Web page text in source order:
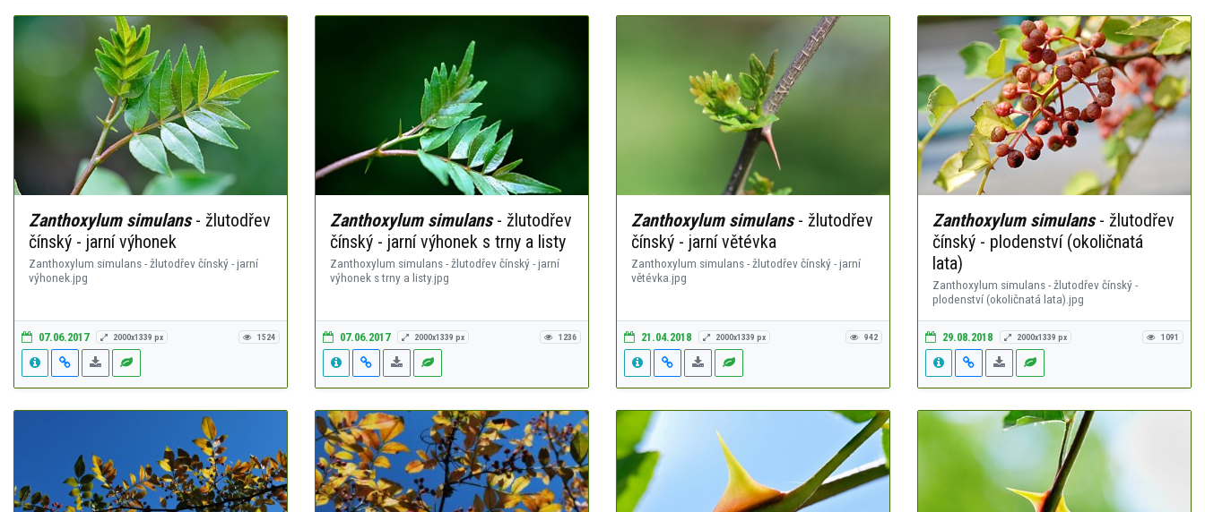
Zanthoxylum simulans- žlutodřev
čínský - jarní výhonek
Zanthoxylum simulans - žlutodřev čínský - jarní
výhonek.jpg
07.06.2017 2000x1339 px 1524
Zanthoxylum simulans- žlutodřev
čínský - jarní výhonek s trny a listy
Zanthoxylum simulans - žlutodřev čínský - jarní
výhonek s trny a listy.jpg
07.06.2017 2000x1339 px 1236
Zanthoxylum simulans- žlutodřev
čínský - jarní větévka
Zanthoxylum simulans - žlutodřev čínský - jarní
větévka.jpg
21.04.2018 2000x1339 px 942
Zanthoxylum simulans- žlutodřev
čínský - plodenství (okoličnatá
lata)
Zanthoxylum simulans - žlutodřev čínský -
plodenství (okoličnatá lata).jpg
29.08.2018 2000x1339 px 1091